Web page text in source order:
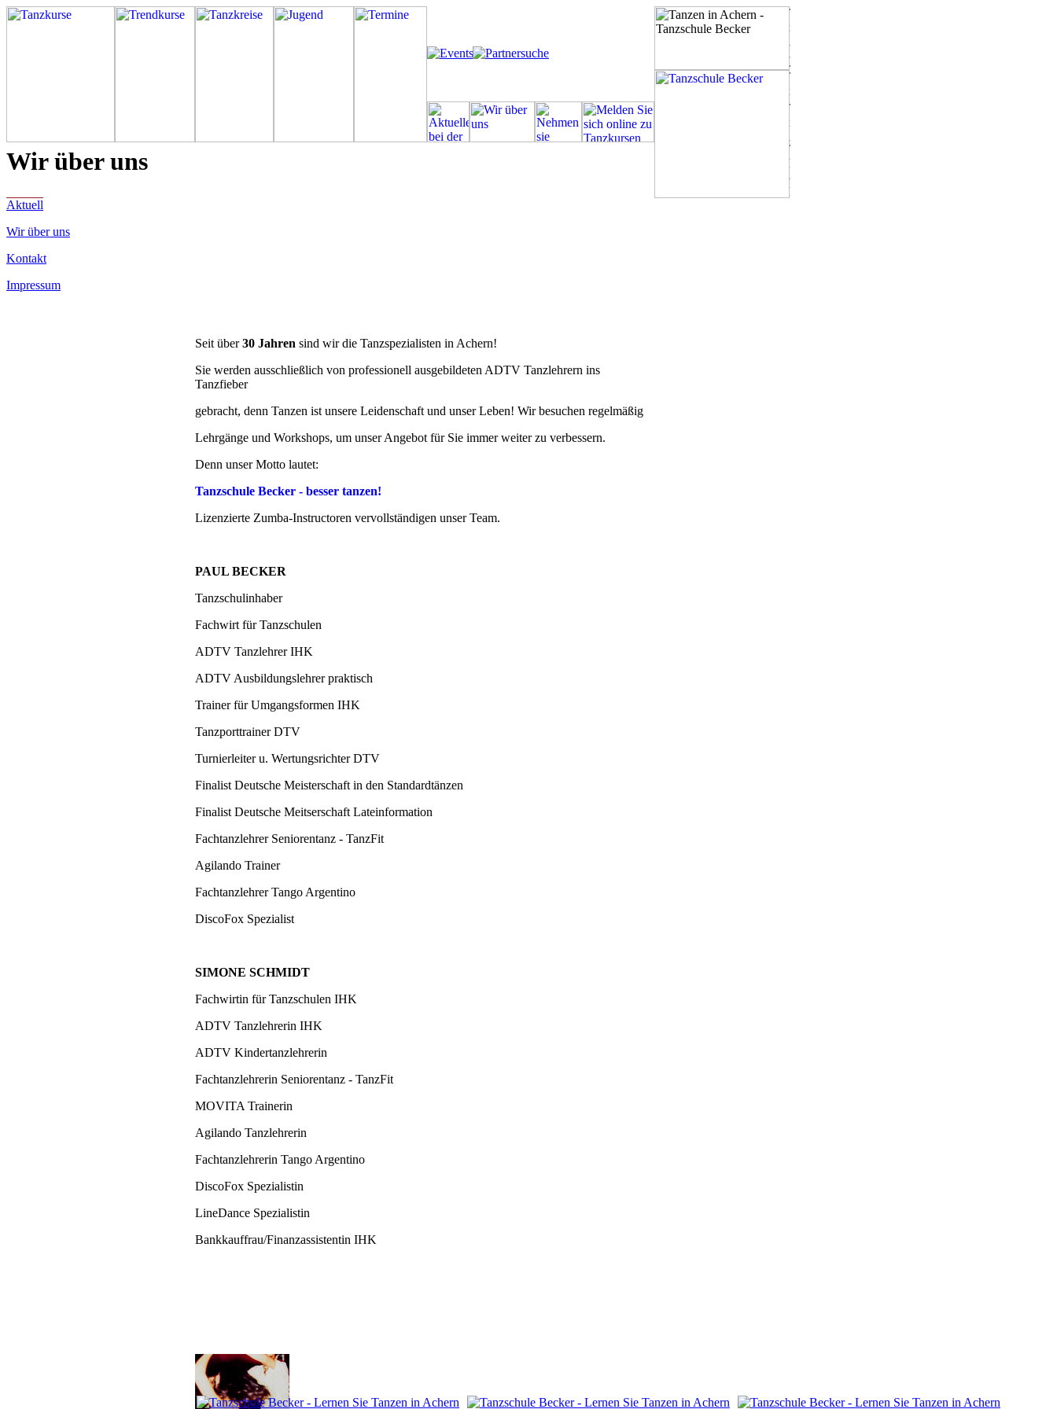
Wir über uns
Aktuell
Wir über uns
Kontakt
Impressum
Seit über30 Jahren sind wir die Tanzspezialisten in Achern!
Sie werden ausschließlich von professionell ausgebildeten ADTV Tanzlehrern ins
Tanzfieber
gebracht, denn Tanzen ist unsere Leidenschaft und unser Leben! Wir besuchen regelmäßig
Lehrgänge und Workshops, um unser Angebot für Sie immer weiter zu verbessern.
Denn unser Motto lautet:
Tanzschule Becker - besser tanzen!
Lizenzierte Zumba-Instructoren vervollständigen unser Team.
PAUL BECKER
Tanzschulinhaber
Fachwirt für Tanzschulen
ADTV Tanzlehrer IHK
ADTV Ausbildungslehrer praktisch
Trainer für Umgangsformen IHK
Tanzporttrainer DTV
Turnierleiter u. Wertungsrichter DTV
Finalist Deutsche Meisterschaft in den Standardtänzen
Finalist Deutsche Meitserschaft Lateinformation
Fachtanzlehrer Seniorentanz - TanzFit
Agilando Trainer
Fachtanzlehrer Tango Argentino
DiscoFox Spezialist
SIMONE SCHMIDT
Fachwirtin für Tanzschulen IHK
ADTV Tanzlehrerin IHK
ADTV Kindertanzlehrerin
Fachtanzlehrerin Seniorentanz - TanzFit
MOVITA Trainerin
Agilando Tanzlehrerin
Fachtanzlehrerin Tango Argentino
DiscoFox Spezialistin
LineDance Spezialistin
Bankkauffrau/Finanzassistentin IHK